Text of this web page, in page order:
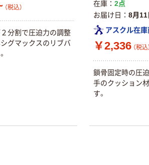
（税込）
分割で圧迫力の調整
グマックスのリブバ
在庫
2点
お届け日
8月11
アスクル在庫
￥2,336 （税込
鎖骨固定時の圧
手のクッション
す。